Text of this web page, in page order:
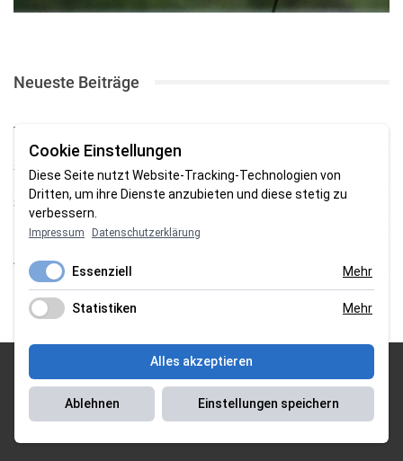
Neueste Beiträge
TSV gewinnt Testspiel bei Braker Reserve
SV Brake gewinnt erstes Heimspiel mit 2:0
SV Brake feiert 5:2-Auftaktsieg beim Delmenhorster TB
Fehlstart in Oldenburg: 1. FC Nordenham verliert zum Bezirksliga-
Auftakt
Fußball in der Wesermarsch: Die Bilder vom Wochenende
© 2026 Sportgasm . All Rights Reserved.
Unser Team|Impressum Datenschutzerklärung|Magazin Saison
2018/2019|Magazin Saison 2019/2020|Magazin Saison 2020/2021|
Cookie Einstellungen
Diese Seite nutzt Website-Tracking-Technologien von
Dritten, um ihre Dienste anzubieten und diese stetig zu
verbessern.
Impressum Datenschutzerklärung
Essenziell Mehr
Statistiken Mehr
Ablehnen Einstellungen speichern
Alles akzeptieren